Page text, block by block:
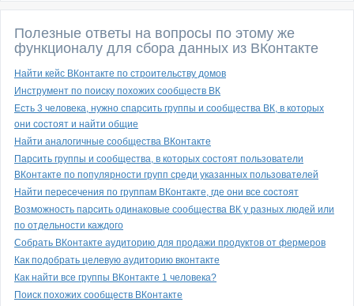
Полезные ответы на вопросы по этому же
функционалу для сбора данных из ВКонтакте
Найти кейс ВКонтакте по строительству домов
Инструмент по поиску похожих сообществ ВК
Есть 3 человека, нужно спарсить группы и сообщества ВК, в которых
они состоят и найти общие
Найти аналогичные сообщества ВКонтакте
Парсить группы и сообщества, в которых состоят пользователи
ВКонтакте по популярности групп среди указанных пользователей
Найти пересечения по группам ВКонтакте, где они все состоят
Возможность парсить одинаковые сообщества ВК у разных людей или
по отдельности каждого
Собрать ВКонтакте аудиторию для продажи продуктов от фермеров
Как подобрать целевую аудиторию вконтакте
Как найти все группы ВКонтакте 1 человека?
Поиск похожих сообществ ВКонтакте